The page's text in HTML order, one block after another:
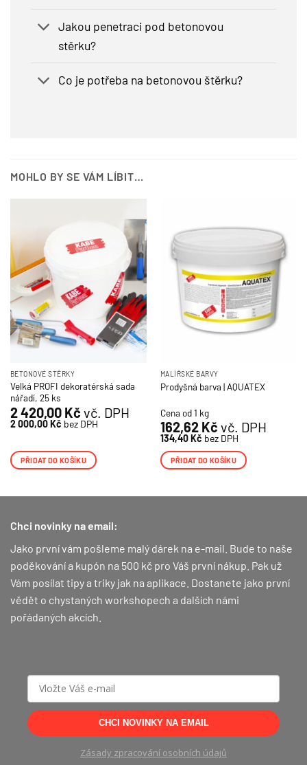
Jakou penetraci pod betonovou
stěrku?
Co je potřeba na betonovou štěrku?
MOHLO BY SE VÁM LÍBIT…
BETONOVÉ STĚRKY
Velká PROFI dekoratérská sada
nářadí, 25 ks
2 420,00 Kč vč. DPH
2 000,00Kč bez DPH
PŘIDAT DO KOŠÍKU
MALÍŘSKÉ BARVY
Prodyšná barva | AQUATEX
Cena od 1 kg
162,62 Kč vč. DPH
134,40Kč bez DPH
PŘIDAT DO KOŠÍKU
Chci novinky na email:
Jako první vám pošleme malý dárek na e-mail. Bude to naše
poděkování a kupón na 500 kč pro Váš první nákup. Pak už
Vám posílat tipy a triky jak na aplikace. Dostanete jako první
vědět o chystaných workshopech a dalších námi
pořádaných akcích.
CHCI NOVINKY NA EMAIL
Zásady zpracování osobních údajů